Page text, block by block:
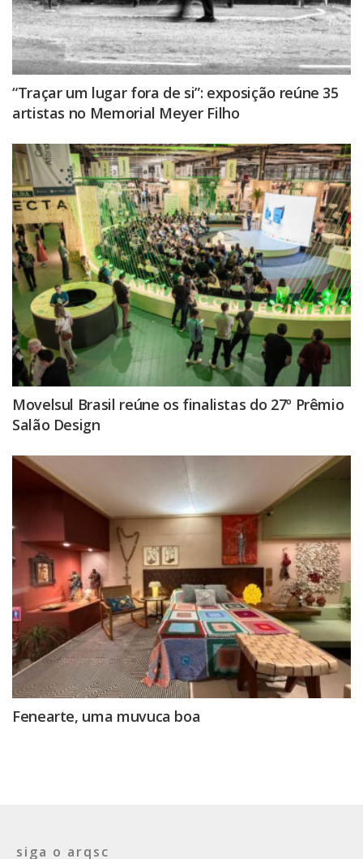
“Traçar um lugar fora de si”: exposição reúne 35
artistas no Memorial Meyer Filho
Movelsul Brasil reúne os finalistas do 27º Prêmio
Salão Design
Fenearte, uma muvuca boa
siga o arqsc